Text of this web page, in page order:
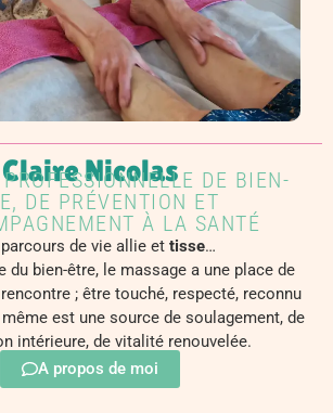
Claire Nicolas
DE BIEN-
DE PRÉVENTION ET
À LA SANTÉ
de vie allie et tisse…
du bien-être, le massage a une place de
; être touché, respecté, reconnu
est une source de soulagement, de
intérieure, de vitalité renouvelée.
A propos de moi